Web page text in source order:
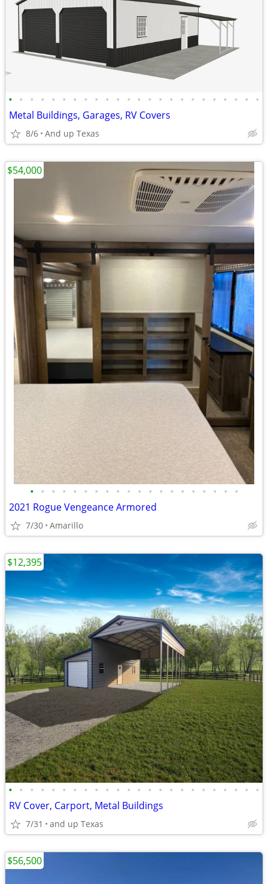
• • • • • • • • • • • • • • • • • • • • • • • •
Metal Buildings, Garages, RV Covers
8/6 And up Texas
• • • • • • • • • • • • • • • • • • • •
2021 Rogue Vengeance Armored
7/30 Amarillo
$54,000
• • • • • • • • • • • • • • • • • • • • • • • •
RV Cover, Carport, Metal Buildings
7/31 and up Texas
$12,395
$56,500